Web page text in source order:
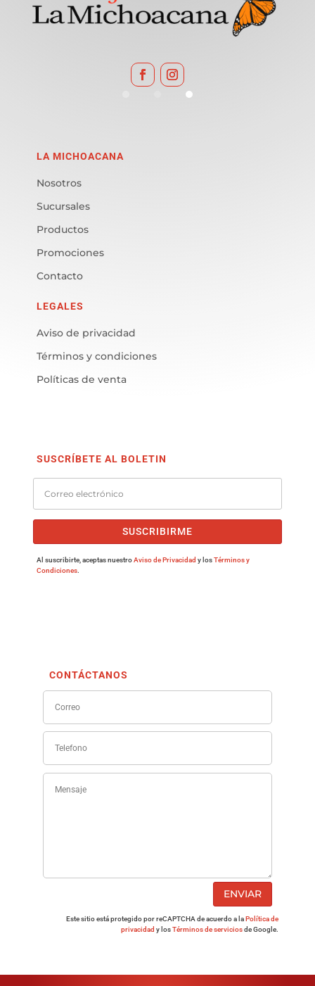
LA MICHOACANA
Nosotros
Sucursales
Productos
Promociones
Contacto
LEGALES
Aviso de privacidad
Términos y condiciones
Políticas de venta
SUSCRÍBETE AL BOLETIN
SUSCRIBIRME
Al suscribirte, aceptas nuestroAviso de Privacidad y losTérminos y
Condiciones.
CONTÁCTANOS
ENVIAR
Este sitio está protegido por reCAPTCHA de acuerdo a laPolítica de
privacidad y losTérminos de serviciosde Google.